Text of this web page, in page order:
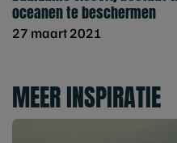
oceanen te beschermen
27 maart 2021
MEER INSPIRATIE